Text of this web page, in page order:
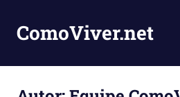
contentComoViver.net